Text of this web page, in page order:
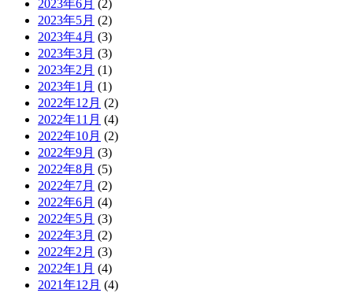
2023年6月 (2)
2023年5月 (2)
2023年4月 (3)
2023年3月 (3)
2023年2月 (1)
2023年1月 (1)
2022年12月 (2)
2022年11月 (4)
2022年10月 (2)
2022年9月 (3)
2022年8月 (5)
2022年7月 (2)
2022年6月 (4)
2022年5月 (3)
2022年3月 (2)
2022年2月 (3)
2022年1月 (4)
2021年12月 (4)